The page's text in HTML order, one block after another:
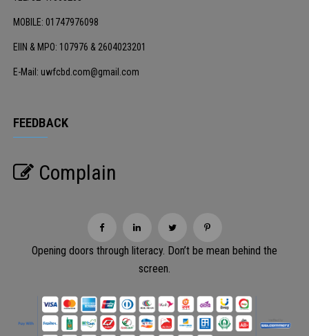
MOBILE: 01747976098
EIIN & MPO: 107976 & 2604023201
E-Mail: uwfcbd.com@gmail.com
FEEDBACK
Complain
Opening doors through literacy. Don’t be mean behind the
screen.